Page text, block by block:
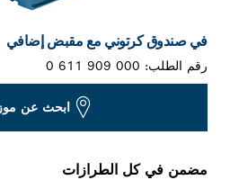
في صندوق كرتوني مع مقبض إضافي
رقم الطلب:0 611 909 000
ابحث عن
مضمن في كل الطرازات